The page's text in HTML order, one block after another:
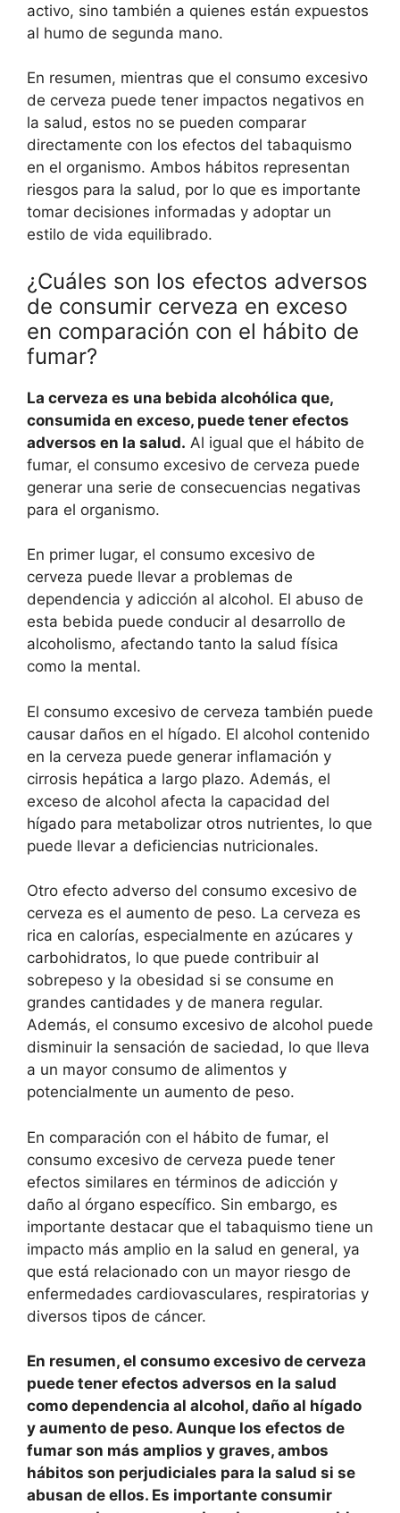
activo, sino también a quienes están expuestos
al humo de segunda mano.
En resumen, mientras que el consumo excesivo
de cerveza puede tener impactos negativos en
la salud, estos no se pueden comparar
directamente con los efectos del tabaquismo
en el organismo. Ambos hábitos representan
riesgos para la salud, por lo que es importante
tomar decisiones informadas y adoptar un
estilo de vida equilibrado.
¿Cuáles son los efectos adversos
de consumir cerveza en exceso
en comparación con el hábito de
fumar?
La cerveza es una bebida alcohólica que,
consumida en exceso, puede tener efectos
adversos en la salud. Al igual que el hábito de
fumar, el consumo excesivo de cerveza puede
generar una serie de consecuencias negativas
para el organismo.
En primer lugar, el consumo excesivo de
cerveza puede llevar a problemas de
dependencia y adicción al alcohol. El abuso de
esta bebida puede conducir al desarrollo de
alcoholismo, afectando tanto la salud física
como la mental.
El consumo excesivo de cerveza también puede
causar daños en el hígado. El alcohol contenido
en la cerveza puede generar inflamación y
cirrosis hepática a largo plazo. Además, el
exceso de alcohol afecta la capacidad del
hígado para metabolizar otros nutrientes, lo que
puede llevar a deficiencias nutricionales.
Otro efecto adverso del consumo excesivo de
cerveza es el aumento de peso. La cerveza es
rica en calorías, especialmente en azúcares y
carbohidratos, lo que puede contribuir al
sobrepeso y la obesidad si se consume en
grandes cantidades y de manera regular.
Además, el consumo excesivo de alcohol puede
disminuir la sensación de saciedad, lo que lleva
a un mayor consumo de alimentos y
potencialmente un aumento de peso.
En comparación con el hábito de fumar, el
consumo excesivo de cerveza puede tener
efectos similares en términos de adicción y
daño al órgano específico. Sin embargo, es
importante destacar que el tabaquismo tiene un
impacto más amplio en la salud en general, ya
que está relacionado con un mayor riesgo de
enfermedades cardiovasculares, respiratorias y
diversos tipos de cáncer.
En resumen, el consumo excesivo de cerveza
puede tener efectos adversos en la salud
como dependencia al alcohol, daño al hígado
y aumento de peso. Aunque los efectos de
fumar son más amplios y graves, ambos
hábitos son perjudiciales para la salud si se
abusan de ellos. Es importante consumir